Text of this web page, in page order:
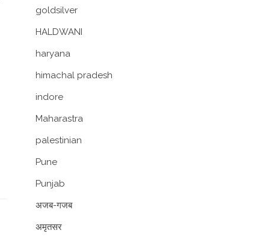
goldsilver
HALDWANI
haryana
himachal pradesh
indore
Maharastra
palestinian
Pune
Punjab
अजब-गजब
अमृतसर